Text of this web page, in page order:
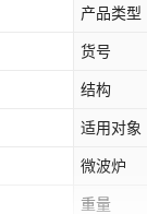
产品类型
货号
结构
适用对象
微波炉
重量